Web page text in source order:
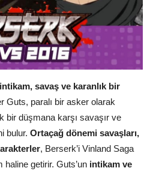
intikam, savaş ve karanlık bir
Guts, paralı bir asker olarak
bir düşmana karşı savaşır ve
bulur. Ortaçağ dönemi savaşları,
, Berserk’i Vinland Saga
haline getirir. Guts’un intikam ve